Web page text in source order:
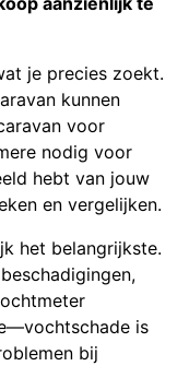
je precies zoekt.
kunnen
voor
nodig voor
hebt van jouw
en vergelijken.
het belangrijkste.
is
bij